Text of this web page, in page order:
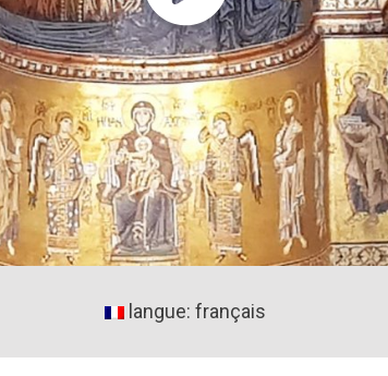
langue: français